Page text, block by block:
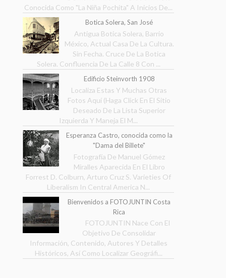
Conocida Como "La Niña Pochita" A Inicios De...
Botica Solera, San José
Antigua Botica Solera, Barrio
México, Actual Casa De La Cultura.
Sin Fecha. Cruce De La Botica
Solera. Confluencia De La Calle 8 Con ...
Edificio Steinvorth 1908
Localiza Estas Y Muchas Otras
Fotos Aquí (Haga Click En El Sitio
Deseado De La Lista Superior
Izquierda Y Maneja El M...
Esperanza Castro, conocida como la
"Dama del Billete"
Fotografía De Manuel Gómez
Miralles Aparecida En El Libro
Forrest D. Colburn, Arturo Cruz S. Varieties Of
Liberalism In Central America N...
Bienvenidos a FOTOJUNTIN Costa
Rica
FOTOJUNTIN Nace Con El
Objetivo De Consolidar
Información, Contenido, Autores Y Detalles
Históricos, Así Como Localizar Geográfi...